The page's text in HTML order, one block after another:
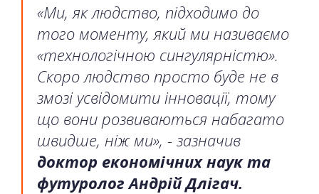
«Ми, як людство, підходимо до
того моменту, який ми називаємо
«технологічною сингулярністю».
Скоро людство просто буде не в
змозі усвідомити інновації, тому
що вони розвиваються набагато
швидше, ніж ми», - зазначив
доктор економічних наук та
футуролог Андрій Длігач.